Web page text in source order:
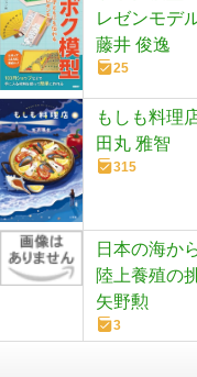
レゼンモデ
藤井 俊逸
25
もしも料理
田丸 雅智
315
日本の海か
陸上養殖の
矢野勲
3